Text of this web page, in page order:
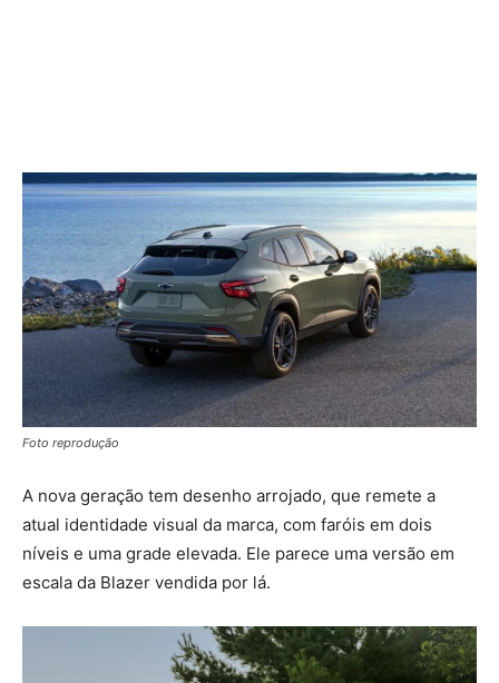
Foto reprodução
A nova geração tem desenho arrojado, que remete a
atual identidade visual da marca, com faróis em dois
níveis e uma grade elevada. Ele parece uma versão em
escala da Blazer vendida por lá.